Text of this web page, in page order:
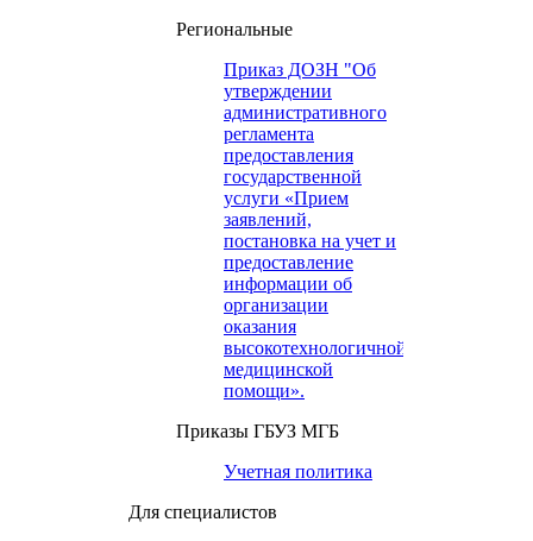
Региональные
Приказ ДОЗН "Об
утверждении
административного
регламента
предоставления
государственной
услуги «Прием
заявлений,
постановка на учет и
предоставление
информации об
организации
оказания
высокотехнологичной
медицинской
помощи».
Приказы ГБУЗ МГБ
Учетная политика
Для специалистов